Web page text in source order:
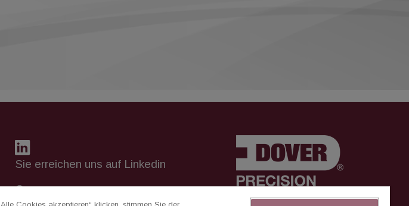
Sie erreichen uns auf Linkedin